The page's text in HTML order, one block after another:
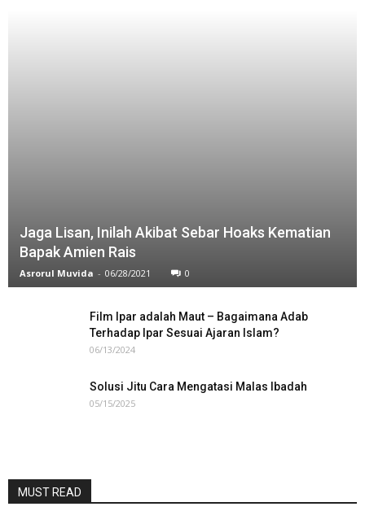
Jaga Lisan, Inilah Akibat Sebar Hoaks Kematian
Bapak Amien Rais
Asrorul Muvida - 06/28/2021 0
Film Ipar adalah Maut – Bagaimana Adab
Terhadap Ipar Sesuai Ajaran Islam?
06/13/2024
Solusi Jitu Cara Mengatasi Malas Ibadah
05/15/2025
MUST READ